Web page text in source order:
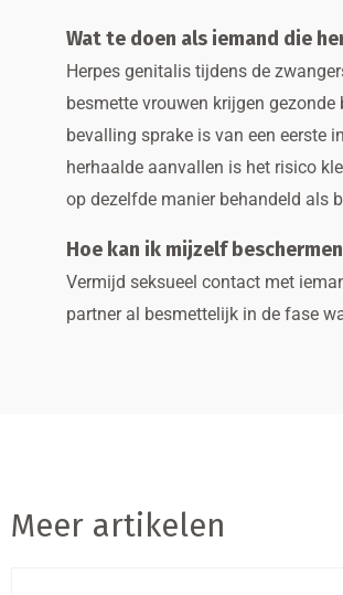
Wat te doen als iemand die
Herpes genitalis tijdens de
besmette vrouwen krijgen gezonde
bevalling sprake is van een eerste
herhaalde aanvallen is het risico
op dezelfde manier behandeld als
Hoe kan ik mijzelf
Vermijd seksueel contact met
partner al besmettelijk in de fase
Meer artikelen